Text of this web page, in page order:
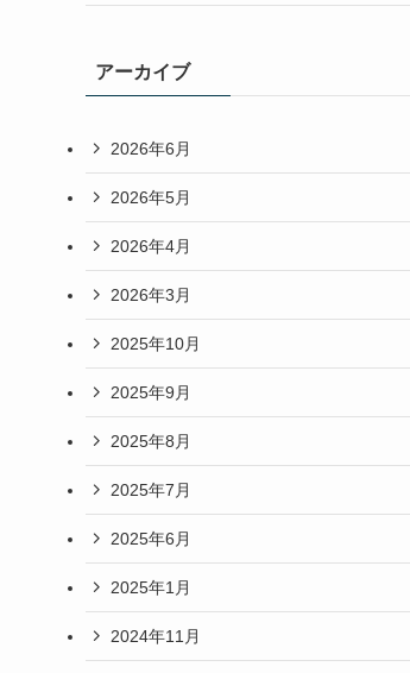
アーカイブ
2026年6月
2026年5月
2026年4月
2026年3月
2025年10月
2025年9月
2025年8月
2025年7月
2025年6月
2025年1月
2024年11月